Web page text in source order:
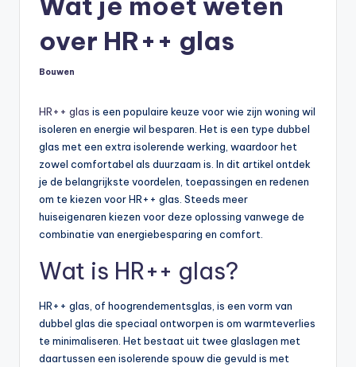
over HR++ glas
Geplaatst
Bouwen
HR++ glas is een populaire keuze voor wie zijn woning wil
isoleren en energie wil besparen. Het is een type dubbel
glas met een extra isolerende werking, waardoor het
zowel comfortabel als duurzaam is. In dit artikel ontdek
je de belangrijkste voordelen, toepassingen en redenen
om te kiezen voor HR++ glas. Steeds meer
huiseigenaren kiezen voor deze oplossing vanwege de
combinatie van energiebesparing en comfort.
Wat is HR++ glas?
HR++ glas, of hoogrendementsglas, is een vorm van
dubbel glas die speciaal ontworpen is om warmteverlies
te minimaliseren. Het bestaat uit twee glaslagen met
daartussen een isolerende spouw die gevuld is met